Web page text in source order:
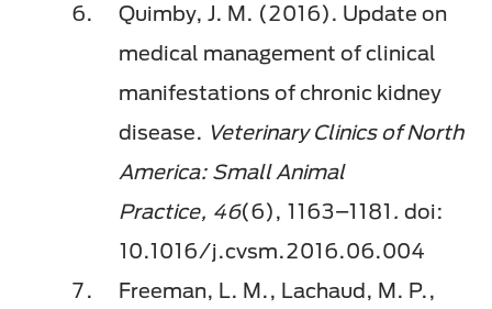
Quimby, J. M. (2016). Update on
medical management of clinical
manifestations of chronic kidney
disease. Veterinary Clinics of North
America: Small Animal
Practice, 46(6), 1163–1181 . doi:
10.1016/j.cvsm.2016.06.004
Freeman, L. M., Lachaud, M. P.,